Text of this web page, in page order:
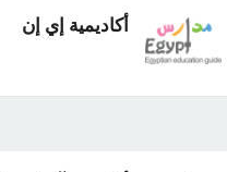
أكاديمية إي إن